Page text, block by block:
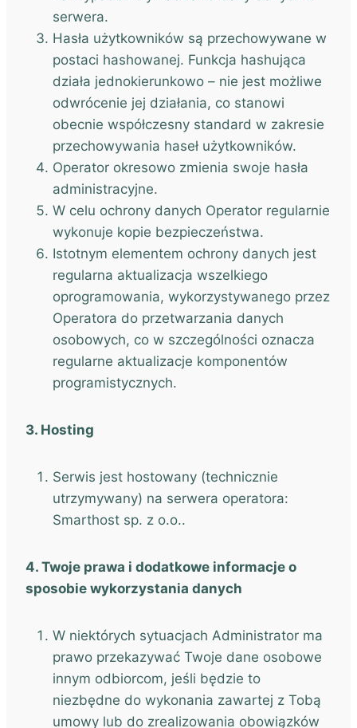
serwera.
Hasła użytkowników są przechowywane w
postaci hashowanej. Funkcja hashująca
działa jednokierunkowo – nie jest możliwe
odwrócenie jej działania, co stanowi
obecnie współczesny standard w zakresie
przechowywania haseł użytkowników.
Operator okresowo zmienia swoje hasła
administracyjne.
W celu ochrony danych Operator regularnie
wykonuje kopie bezpieczeństwa.
Istotnym elementem ochrony danych jest
regularna aktualizacja wszelkiego
oprogramowania, wykorzystywanego przez
Operatora do przetwarzania danych
osobowych, co w szczególności oznacza
regularne aktualizacje komponentów
programistycznych.
3. Hosting
Serwis jest hostowany (technicznie
utrzymywany) na serwera operatora:
Smarthost sp. z o.o..
4. Twoje prawa i dodatkowe informacje o
sposobie wykorzystania danych
W niektórych sytuacjach Administrator ma
prawo przekazywać Twoje dane osobowe
innym odbiorcom, jeśli będzie to
niezbędne do wykonania zawartej z Tobą
umowy lub do zrealizowania obowiązków